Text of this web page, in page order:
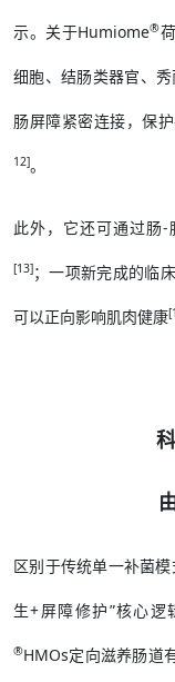
示。关于Humiome®
细胞、结肠类器官、
肠屏障紧密连接，保
12]。
此外，它还可通过肠
[13]；一项新完成的临
可以正向影响肌肉健康
区别于传统单一补菌
生+屏障修护”核心逻
®HMOs定向滋养肠道